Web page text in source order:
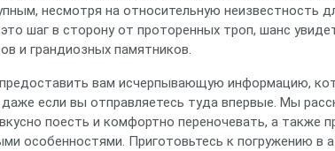
несмотря на относительную неизвестность
шаг в сторону от проторенных троп, шанс
и грандиозных памятников.
вам исчерпывающую информацию,
даже если вы отправляетесь туда впервые. Мы
поесть и комфортно переночевать, а также
особенностями. Приготовьтесь к погружению в